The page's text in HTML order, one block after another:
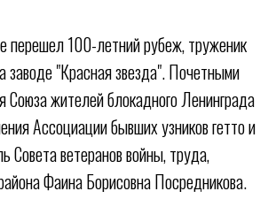
перешел 100-летний рубеж, труженик
"Красная звезда". Почетными
Союза жителей блокадного Ленинграда
Ассоциации бывших узников гетто и
Совета ветеранов войны, труда,
Фаина Борисовна Посредникова.